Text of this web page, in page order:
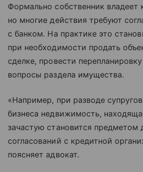
Формально собственник владеет
но многие действия требуют
с банком. На практике это
при необходимости продать
сделке, провести
вопросы раздела имущества.
«Например, при разводе
бизнеса недвижимость,
зачастую становится предметом
согласований с кредитной
поясняет адвокат.